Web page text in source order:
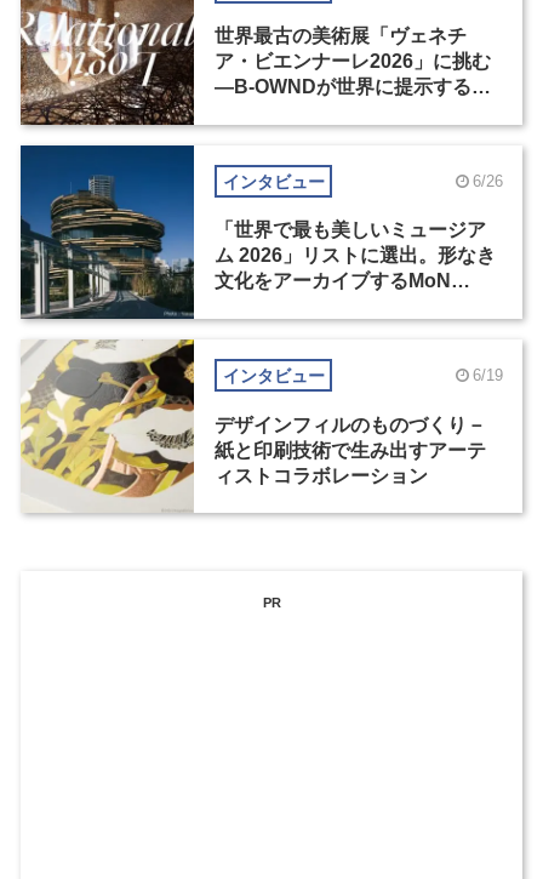
世界最古の美術展「ヴェネチ
ア・ビエンナーレ2026」に挑む
―B-OWNDが世界に提示する美
インタビュー 6/26
「世界で最も美しいミュージア
ム 2026」リストに選出。形なき
文化をアーカイブするMoN
インタビュー 6/19
デザインフィルのものづくり－
紙と印刷技術で生み出すアーテ
ィストコラボレーション
PR